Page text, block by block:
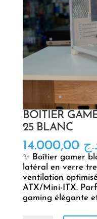
BOITIER
25 BLANC
14.000,00
✨ Boîtier gamer
latéral en verre
ventilation
ATX/Mini-ITX.
gaming élégante